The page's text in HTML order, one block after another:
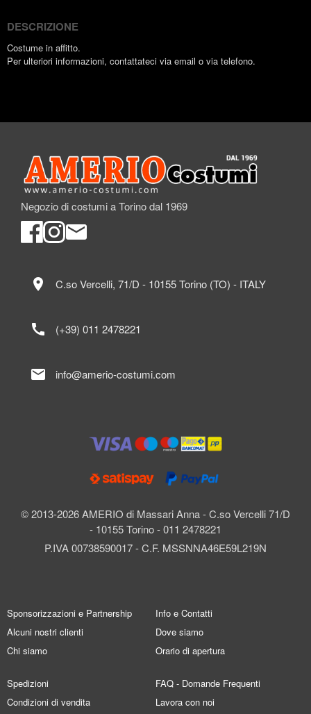
DESCRIZIONE
Costume in affitto.
Per ulteriori informazioni, contattateci via email o via telefono.
Negozio di costumi a Torino dal 1969
© 2013-2026 AMERIO di Massari Anna - C.so Vercelli 71/D
- 10155 Torino - 011 2478221
P.IVA 00738590017 - C.F. MSSNNA46E59L219N
location_on C.so Vercelli, 71/D - 10155 Torino (TO) - ITALY
call (+39) 011 2478221
mail info@amerio-costumi.com
Sponsorizzazioni e Partnership
Alcuni nostri clienti
Chi siamo
Info e Contatti
Dove siamo
Orario di apertura
Spedizioni
Condizioni di vendita
FAQ - Domande Frequenti
Lavora con noi